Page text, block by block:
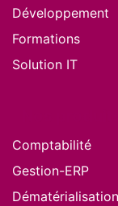
Développement
Formations
Solution IT
Comptabilité
Gestion-ERP
Dématérialisation